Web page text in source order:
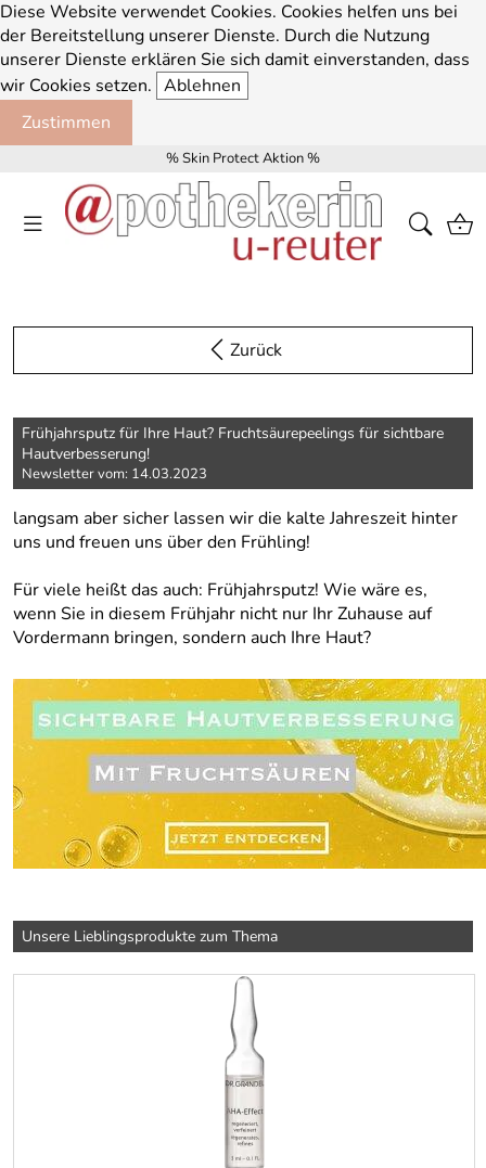
Diese Website verwendet Cookies. Cookies helfen uns bei
der Bereitstellung unserer Dienste. Durch die Nutzung
unserer Dienste erklären Sie sich damit einverstanden, dass
wir Cookies setzen. Ablehnen
Zustimmen
% Skin Protect Aktion %
Zurück
Frühjahrsputz für Ihre Haut? Fruchtsäurepeelings für sichtbare
Hautverbesserung!
Newsletter vom: 14.03.2023
langsam aber sicher lassen wir die kalte Jahreszeit hinter
uns und freuen uns über den Frühling!
Für viele heißt das auch: Frühjahrsputz! Wie wäre es,
wenn Sie in diesem Frühjahr nicht nur Ihr Zuhause auf
Vordermann bringen, sondern auch Ihre Haut?
Unsere Lieblingsprodukte zum Thema